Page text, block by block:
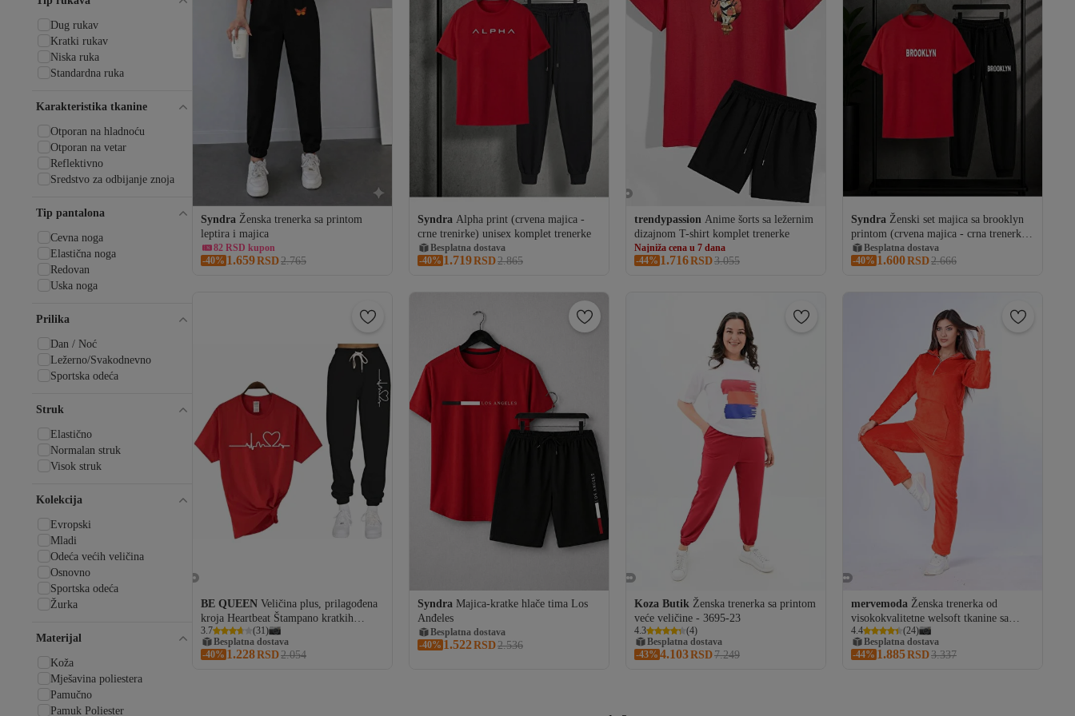
Syndra Ženska trenerka sa printom
leptira i majica
Najniža cena u 30 dana
Besplatna dostava
82 RSD kupon
Najniža cena u 30 dana
-40% 1.659RSD2.765
Syndra Alpha print (crvena majica -
crne trenirke) unisex komplet trenerke
Besplatna dostava
85 RSD kupon
Besplatna dostava
-40% 1.719RSD2.865
trendypassion Anime šorts sa ležernim
dizajnom T-shirt komplet trenerke
Najniža cena u 7 dana
Besplatna dostava
Najniža cena u 7 dana
-44% 1.716RSD3.055
Syndra Ženski set majica sa brooklyn
printom (crvena majica - crna trenerka)
gornji i donji deo
Besplatna dostava
80 RSD kupon
Besplatna dostava
-40% 1.600RSD2.666
BE QUEEN Veličina plus, prilagođena
kroja Heartbeat Štampano kratkih
rukava, letnji ženski trenerka set
3.7 (31)
Besplatna dostava
12 RSD kupon
1% popusta za 2+ artikla
-40% 1.228RSD2.054
Syndra Majica-kratke hlače tima Los
Anđeles
Besplatna dostava
76 RSD kupon
Besplatna dostava
-40% 1.522RSD2.536
Koza Butik Ženska trenerka sa printom
veće veličine - 3695-23
4.3 (4)
Besplatna dostava
164 RSD kupon
Besplatna dostava
-43% 4.103RSD7.249
mervemoda Ženska trenerka od
visokokvalitetne welsoft tkanine sa
koraljnim ovratnikom i patentnim
zatvaračem
4.4 (24)
Besplatna dostava
-44% 1.885RSD3.337
Dug rukav
Kratki rukav
Niska ruka
Standardna ruka
Karakteristika tkanine
Otporan na hladnoću
Otporan na vetar
Reflektivno
Sredstvo za odbijanje znoja
Tip pantalona
Cevna noga
Elastična noga
Redovan
Uska noga
Prilika
Dan / Noć
Ležerno/Svakodnevno
Sportska odeća
Struk
Elastično
Normalan struk
Visok struk
Kolekcija
Evropski
Mladi
Odeća većih veličina
Osnovno
Sportska odeća
Žurka
Materijal
Koža
Mješavina poliestera
Pamučno
Pamuk Poliester